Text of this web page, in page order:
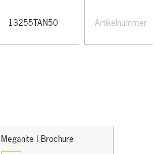
13255TAN50 Artikelnummer
Meganite I Brochure